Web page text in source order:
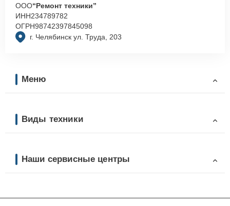
г. Челябинск ул. Труда, 203
ООО“Ремонт техники”
ИНН234789782
ОГРН98742397845098
Меню
Виды техники
Наши сервисные центры